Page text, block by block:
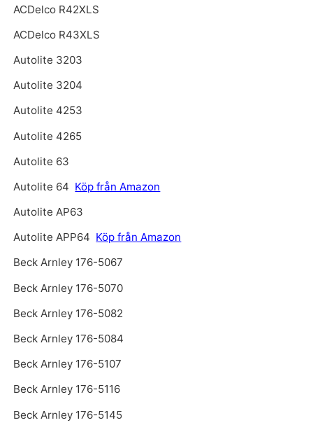
ACDelco R42XLS
ACDelco R43XLS
Autolite 3203
Autolite 3204
Autolite 4253
Autolite 4265
Autolite 63
Autolite 64 Köp från Amazon
Autolite AP63
Autolite APP64 Köp från Amazon
Beck Arnley 176-5067
Beck Arnley 176-5070
Beck Arnley 176-5082
Beck Arnley 176-5084
Beck Arnley 176-5107
Beck Arnley 176-5116
Beck Arnley 176-5145